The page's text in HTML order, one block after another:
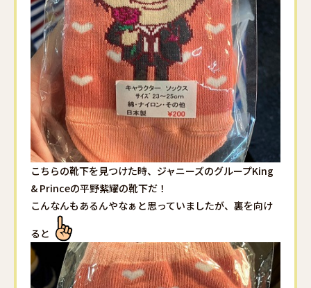
こちらの靴下を見つけた時、ジャニーズのグループKing
& Princeの平野紫耀の靴下だ！
こんなんもあるんやなぁと思っていましたが、裏を向け
ると